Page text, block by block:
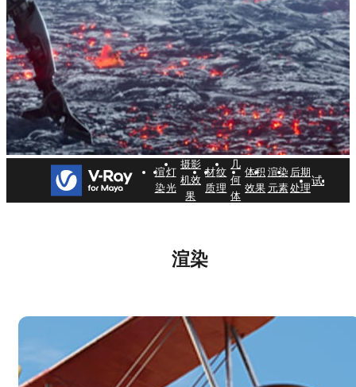
能
现在购买
渲
染
灯
光
摄影
机效
果
材
质
纹
理
几
何
体
体积
效果
渲染
元素
后期
处理试用
渲染